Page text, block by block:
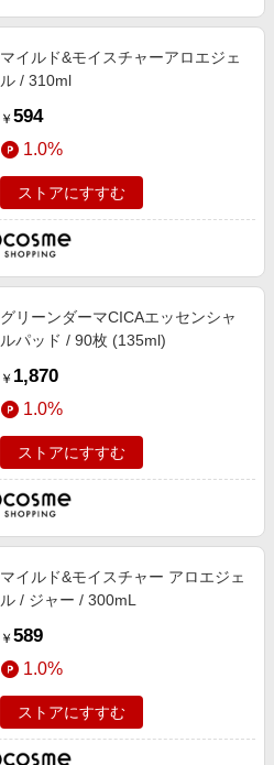
マイルド&モイスチャーアロエジェ
ル / 310ml
￥ 594
1.0%
ストアにすすむ
グリーンダーマCICAエッセンシャ
ルパッド / 90枚 (135ml)
￥ 1,870
1.0%
ストアにすすむ
マイルド&モイスチャー アロエジェ
ル / ジャー / 300mL
￥ 589
1.0%
ストアにすすむ